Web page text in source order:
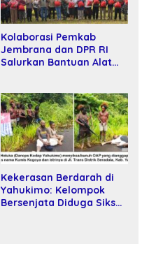
Kolaborasi Pemkab
Jembrana dan DPR RI
Salurkan Bantuan Alat
Kekerasan Berdarah di
Yahukimo: Kelompok
Bersenjata Diduga Siksa